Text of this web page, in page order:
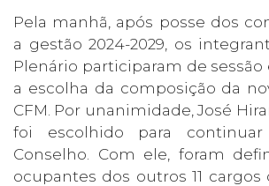
Pela manhã, após posse dos
a gestão 2024-2029, os
Plenário participaram de sessão
a escolha da composição da
CFM. Por unanimidade, José
foi escolhido para
Conselho. Com ele, foram
ocupantes dos outros 11